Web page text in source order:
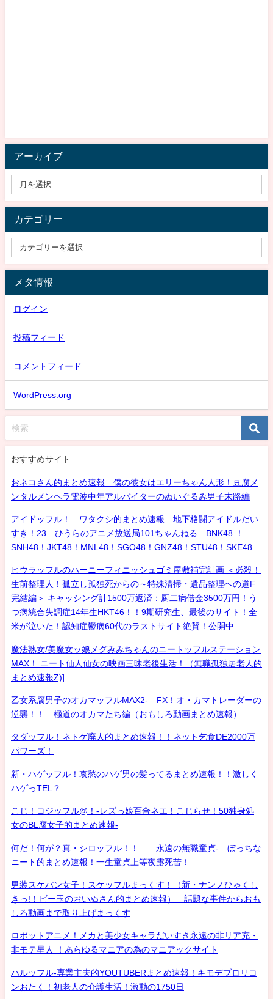
アーカイブ
カテゴリー
メタ情報
ログイン
投稿フィード
コメントフィード
WordPress.org
おすすめサイト
おネコさん的まとめ速報 僕の彼女はエリーちゃん人形！豆腐メ
ンタルメンヘラ電波中年アルバイターのぬいぐるみ男子末路編
アイドッフル！ ワタクシ的まとめ速報 地下格闘アイドルだい
すき！23 ひうらのアニメ放送局101ちゃんねる BNK48 ！
SNH48！JKT48！MNL48！SGO48！GNZ48！STU48！SKE48
ヒウラッフルのハーニーフィニッシュゴミ屋敷補完計画 ＜必殺！
生前整理人！孤立し孤独死からの～特殊清掃・遺品整理への道F
完結編＞ キャッシング計1500万返済：厨二病借金3500万円！う
つ病統合失調症14年生HKT46！！9期研究生、最後のサイト！全
米が泣いた！認知症鬱病60代のラストサイト絶賛！公開中
魔法熟女/美魔女ッ娘メグみみちゃんのニートッフルステーション
MAX！ ニート仙人仙女の映画三昧老後生活！（無職孤独居老人的
まとめ速報Z)]
乙女系腐男子のオカマッフルMAX2- FX！オ・カマトレーダーの
逆襲！！ 極道のオカマたち編（おもしろ動画まとめ速報）
タダッフル！ネトゲ廃人的まとめ速報！！ネット乞食DE2000万
パワーズ！
新・ハゲッフル！哀愁のハゲ男の髪ってるまとめ速報！！激しく
ハゲっTEL？
こじ！コジッフル@！-レズっ娘百合ネエ！こじらせ！50独身処
女のBL腐女子的まとめ速報-
何だ！何が？真・シロッフル！！ 永遠の無職童貞- ぼっちな
ニート的まとめ速報！一生童貞上等夜露死苦！
男装スケバン女子！スケッフルまっくす！（新・ナンノひゃくし
きっ!！ビー玉のおいぬさん的まとめ速報） 話題な事件からおも
しろ動画まで取り上げまっくす
ロボットアニメ！メカと美少女キャラだいすき永遠の非リア充・
非モテ星人 ！あらゆるマニアの為のマニアックサイト
ハルッフル-専業主夫的YOUTUBERまとめ速報！キモデブロリコ
ンおたく！初老人の介護生活！激動の1750日